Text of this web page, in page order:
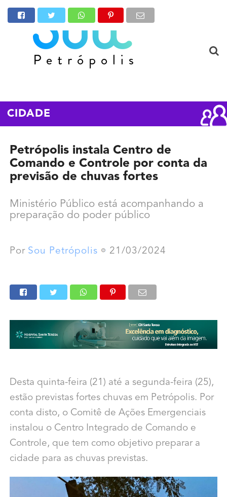
CIDADE
Petrópolis instala Centro de
Comando e Controle por conta da
previsão de chuvas fortes
Ministério Público está acompanhando a
preparação do poder público
Por Sou Petrópolis 21/03/2024
Desta quinta-feira (21) até a segunda-feira (25),
estão previstas fortes chuvas em Petrópolis. Por
conta disto, o Comitê de Ações Emergenciais
instalou o Centro Integrado de Comando e
Controle, que tem como objetivo preparar a
cidade para as chuvas previstas.